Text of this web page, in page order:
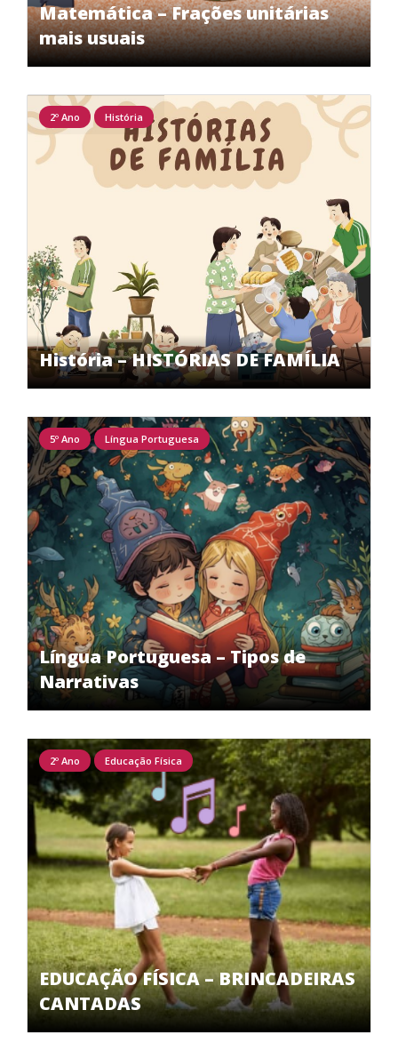
Matemática – Frações unitárias
mais usuais
História – HISTÓRIAS DE FAMÍLIA
2º Ano História
Língua Portuguesa – Tipos de
Narrativas
5º Ano Língua Portuguesa
EDUCAÇÃO FÍSICA – BRINCADEIRAS
CANTADAS
2º Ano Educação Física